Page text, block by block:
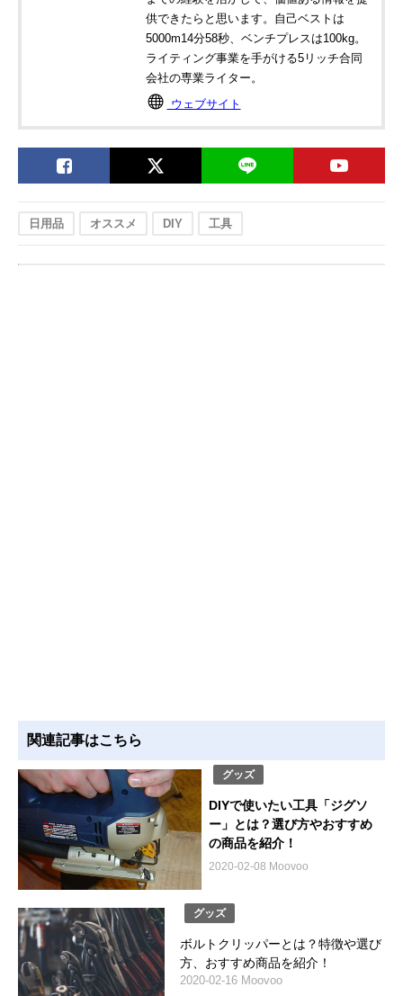
供できたらと思います。自己ベストは
5000m14分58秒、ベンチプレスは100kg。
ライティング事業を手がける5リッチ合同
会社の専業ライター。
ウェブサイト
日用品 オススメ DIY 工具
関連記事はこちら
グッズ
DIYで使いたい工具「ジグソ
ー」とは？選び方やおすすめ
の商品を紹介！
2020-02-08 Moovoo
グッズ
ボルトクリッパーとは？特徴や選び
方、おすすめ商品を紹介！
2020-02-16 Moovoo